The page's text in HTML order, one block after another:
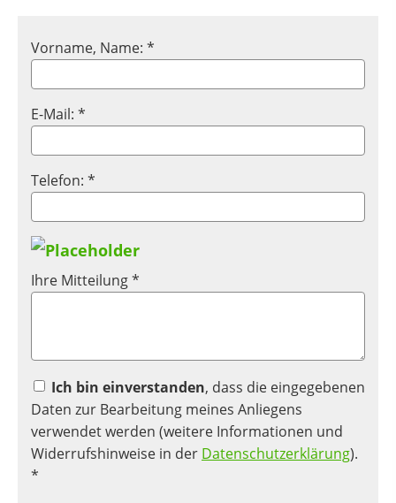
Vorname, Name: *
E-Mail: *
Telefon: *
Ihre Mitteilung *
Ich bin einverstanden, dass die eingegebenen
Daten zur Bearbeitung meines Anliegens
verwendet werden (weitere Informationen und
Widerrufshinweise in der Datenschutzerklärung).
*